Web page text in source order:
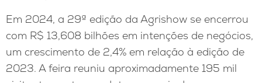
Em 2024, a 29ª edição da Agrishow se encerrou
com R$ 13,608 bilhões em intenções de negócios,
um crescimento de 2,4% em relação à edição de
2023. A feira reuniu aproximadamente 195 mil